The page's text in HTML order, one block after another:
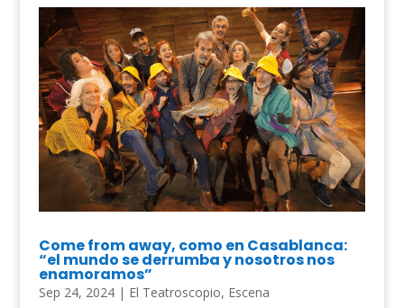
Come from away, como en Casablanca:
“el mundo se derrumba y nosotros nos
enamoramos”
Sep 24, 2024| El Teatroscopio, Escena